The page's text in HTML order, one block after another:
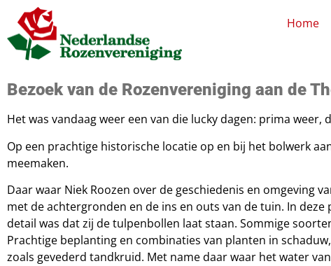
Home
Bezoek van de Rozenvereniging aan de
Het was vandaag weer een van die lucky dagen: prima
Op een prachtige historische locatie op en bij het bolwerk
meemaken.
Daar waar Niek Roozen over de geschiedenis en omgeving
met de achtergronden en de ins en outs van de tuin. In
detail was dat zij de tulpenbollen laat staan. Sommige
Prachtige beplanting en combinaties van planten in
zoals gevederd tandkruid. Met name daar waar het water